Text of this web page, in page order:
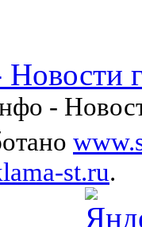
-
st.ru.